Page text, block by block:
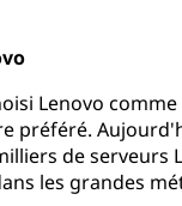
Lenovo
préféré.
de serveurs
les grandes